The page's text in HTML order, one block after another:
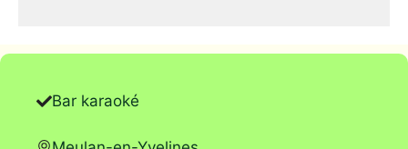
Bar karaoké